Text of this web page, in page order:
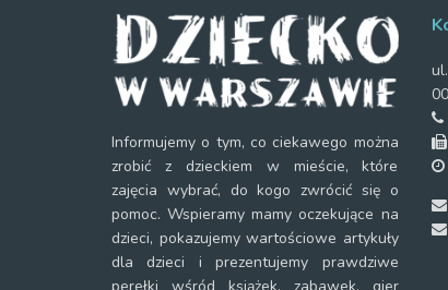
Informujemy o tym, co ciekawego można
zrobić z dzieckiem w mieście, które
zajęcia wybrać, do kogo zwrócić się o
pomoc. Wspieramy mamy oczekujące na
dzieci, pokazujemy wartościowe artykuły
dla dzieci i prezentujemy prawdziwe